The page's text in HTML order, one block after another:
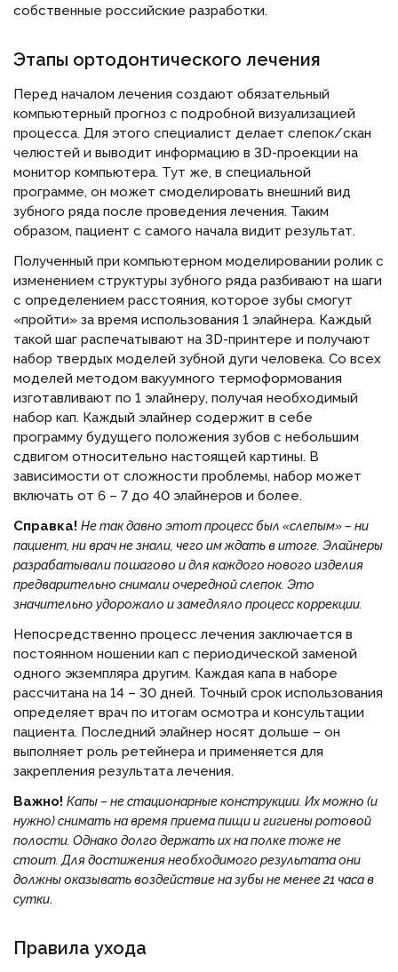
собственные российские разработки.
Этапы ортодонтического лечения
Перед началом лечения создают обязательный
компьютерный прогноз с подробной визуализацией
процесса. Для этого специалист делает слепок/скан
челюстей и выводит информацию в 3D-проекции на
монитор компьютера. Тут же, в специальной
программе, он может смоделировать внешний вид
зубного ряда после проведения лечения. Таким
образом, пациент с самого начала видит результат.
Полученный при компьютерном моделировании ролик с
изменением структуры зубного ряда разбивают на шаги
с определением расстояния, которое зубы смогут
«пройти» за время использования 1 элайнера. Каждый
такой шаг распечатывают на 3D-принтере и получают
набор твердых моделей зубной дуги человека. Со всех
моделей методом вакуумного термоформования
изготавливают по 1 элайнеру, получая необходимый
набор кап. Каждый элайнер содержит в себе
программу будущего положения зубов с небольшим
сдвигом относительно настоящей картины. В
зависимости от сложности проблемы, набор может
включать от 6 – 7 до 40 элайнеров и более.
Справка! Не так давно этот процесс был «слепым» – ни
пациент, ни врач не знали, чего им ждать в итоге. Элайнеры
разрабатывали пошагово и для каждого нового изделия
предварительно снимали очередной слепок. Это
значительно удорожало и замедляло процесс коррекции.
Непосредственно процесс лечения заключается в
постоянном ношении кап с периодической заменой
одного экземпляра другим. Каждая капа в наборе
рассчитана на 14 – 30 дней. Точный срок использования
определяет врач по итогам осмотра и консультации
пациента. Последний элайнер носят дольше – он
выполняет роль ретейнера и применяется для
закрепления результата лечения.
Важно! Капы – не стационарные конструкции. Их можно (и
нужно) снимать на время приема пищи и гигиены ротовой
полости. Однако долго держать их на полке тоже не
стоит. Для достижения необходимого результата они
должны оказывать воздействие на зубы не менее 21 часа в
сутки.
Правила ухода